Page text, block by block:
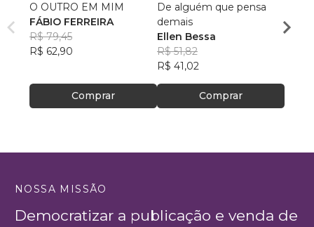
O OUTRO EM MIM
FÁBIO FERREIRA
R$ 79,45
R$ 62,90
Comprar
De alguém que pensa
demais
Ellen Bessa
R$ 51,82
R$ 41,02
Comprar
das
NOSSA MISSÃO
Democratizar a publicação e venda de